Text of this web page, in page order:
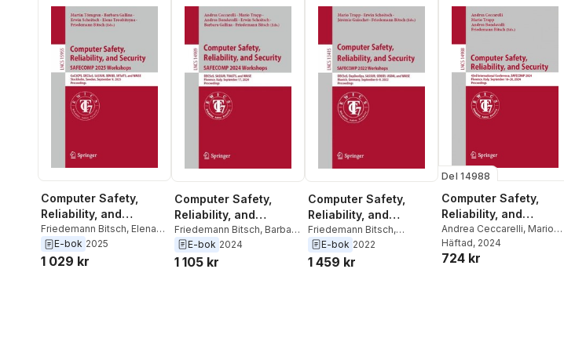
Computer Safety,
Reliability, and
Security. SAFECOMP
2025 Workshops
Friedemann Bitsch, Elena
Troubitsyna,Erwin
Schoitsch,
E-bok 2025
1 029 kr
Computer Safety,
Reliability, and
Security. SAFECOMP
2024 Workshops
Friedemann Bitsch, Barbara
Gallina,Erwin Schoitsch
Andrea Bondavalli
E-bok 2024
1 105 kr
Computer Safety,
Reliability, and
Security. SAFECOMP
2022 Workshops
Friedemann Bitsch,
Jeremie Guiochet
Schoitsch,
E-bok 2022
1 459 kr
Del 14988
Computer Safety,
Reliability, and
Security
Andrea Ceccarelli, Mario
Trapp,Andrea Bondavalli
Friedemann Bitsch
Häftad, 2024
724 kr